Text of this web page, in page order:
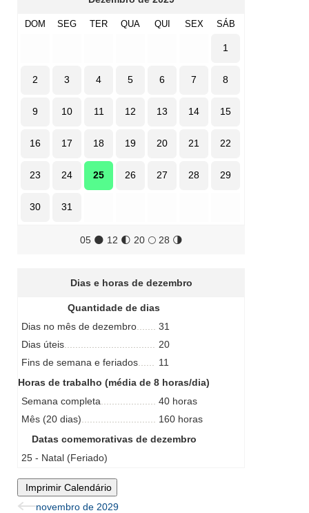
DOM SEG TER QUA QUI SEX SÁB
1
2 3 4 5 6 7 8
9 10 11 12 13 14 15
16 17 18 19 20 21 22
23 24 25 26 27 28 29
30 31
05 🌑 12 🌓 20 🌕28 🌗
Dias e horas de dezembro
Quantidade de dias
Dias no mês de dezembro
31
Dias úteis
20
Fins de semana e feriados
11
Horas de trabalho (média de 8 horas/dia)
Semana completa
40 horas
Mês (20 dias)
160 horas
Datas comemorativas de dezembro
25 - Natal (Feriado)
Imprimir Calendário
novembro de 2029